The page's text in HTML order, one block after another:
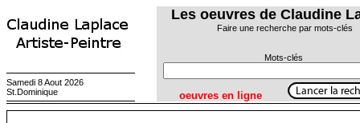
Les oeuvres de Claudine
Faire une recherche par mots-clés
Mots-clés
oeuvres en ligne
Samedi 8 Aout 2026
St.Dominique